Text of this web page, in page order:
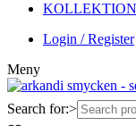
KOLLEKTION
Login / Register
Meny
Search for:>